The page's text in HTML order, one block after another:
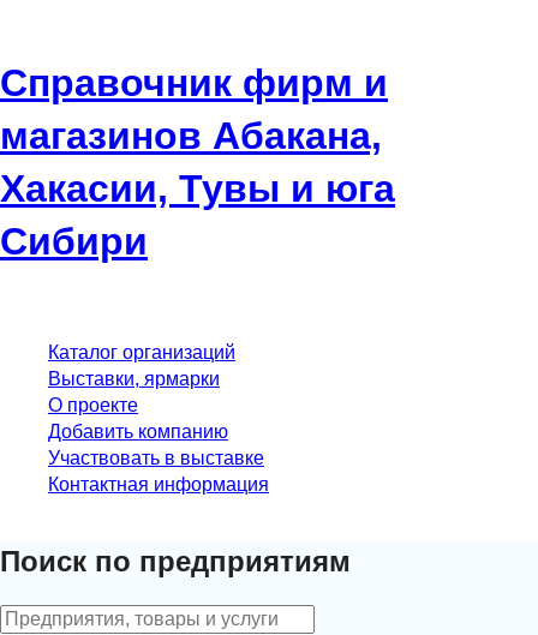
Справочник фирм и
магазинов Абакана,
Хакасии, Тувы и юга
Сибири
Каталог организаций
Выставки, ярмарки
О проекте
Добавить компанию
Участвовать в выставке
Контактная информация
Поиск по предприятиям